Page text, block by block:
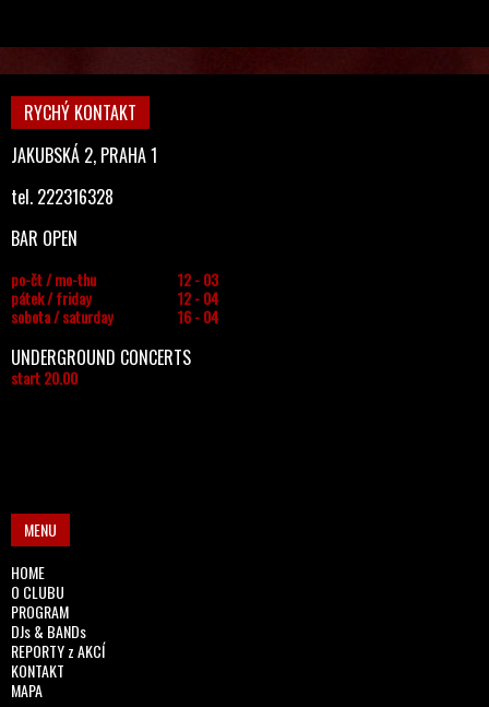
RYCHÝ KONTAKT
JAKUBSKÁ 2, PRAHA 1
tel. 222316328
BAR OPEN
po-čt / mo-thu
12 - 03
pátek / friday
12 - 04
sobota / saturday
16 - 04
UNDERGROUND CONCERTS
start 20.00
MENU
HOME
O CLUBU
PROGRAM
DJs & BANDs
REPORTY z AKCÍ
KONTAKT
MAPA